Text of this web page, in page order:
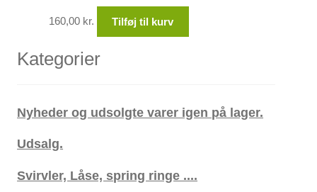
160,00 kr. Tilføj til kurv
Kategorier
Nyheder og udsolgte varer igen på lager.
Udsalg.
Svirvler, Låse, spring ringe ....